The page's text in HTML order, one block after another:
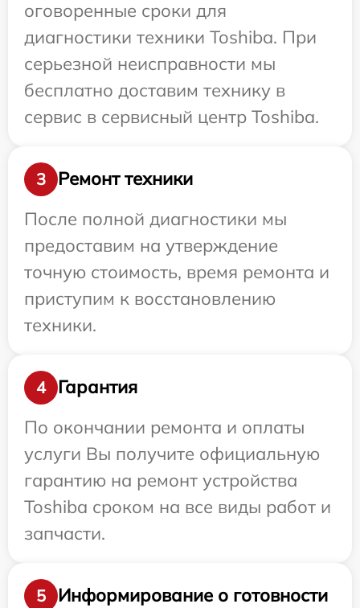
оговоренные сроки для
диагностики техники Toshiba. При
серьезной неисправности мы
бесплатно доставим технику в
сервис в сервисный центр Toshiba.
3
Ремонт техники
После полной диагностики мы
предоставим на утверждение
точную стоимость, время ремонта и
приступим к восстановлению
техники.
4
Гарантия
По окончании ремонта и оплаты
услуги Вы получите официальную
гарантию на ремонт устройства
Toshiba сроком на все виды работ и
запчасти.
5
Информирование о готовности